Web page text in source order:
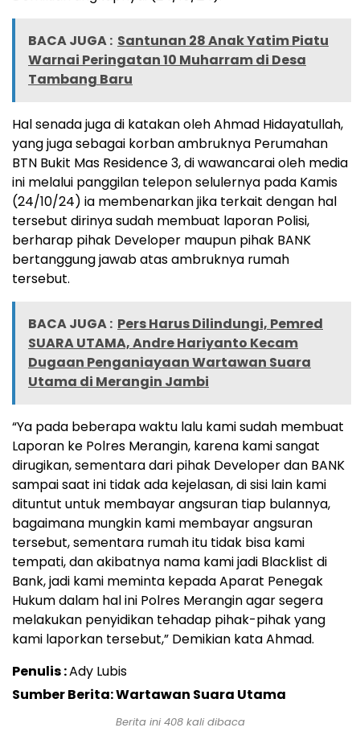
BACA JUGA : Santunan 28 Anak Yatim Piatu
Warnai Peringatan 10 Muharram di Desa
Tambang Baru
Hal senada juga di katakan oleh Ahmad Hidayatullah,
yang juga sebagai korban ambruknya Perumahan
BTN Bukit Mas Residence 3, di wawancarai oleh media
ini melalui panggilan telepon selulernya pada Kamis
(24/10/24) ia membenarkan jika terkait dengan hal
tersebut dirinya sudah membuat laporan Polisi,
berharap pihak Developer maupun pihak BANK
bertanggung jawab atas ambruknya rumah
tersebut.
BACA JUGA : Pers Harus Dilindungi, Pemred
SUARA UTAMA, Andre Hariyanto Kecam
Dugaan Penganiayaan Wartawan Suara
Utama di Merangin Jambi
“Ya pada beberapa waktu lalu kami sudah membuat
Laporan ke Polres Merangin, karena kami sangat
dirugikan, sementara dari pihak Developer dan BANK
sampai saat ini tidak ada kejelasan, di sisi lain kami
dituntut untuk membayar angsuran tiap bulannya,
bagaimana mungkin kami membayar angsuran
tersebut, sementara rumah itu tidak bisa kami
tempati, dan akibatnya nama kami jadi Blacklist di
Bank, jadi kami meminta kepada Aparat Penegak
Hukum dalam hal ini Polres Merangin agar segera
melakukan penyidikan tehadap pihak-pihak yang
kami laporkan tersebut,” Demikian kata Ahmad.
Penulis :Ady Lubis
Sumber Berita: Wartawan Suara Utama
Berita ini 408kali dibaca